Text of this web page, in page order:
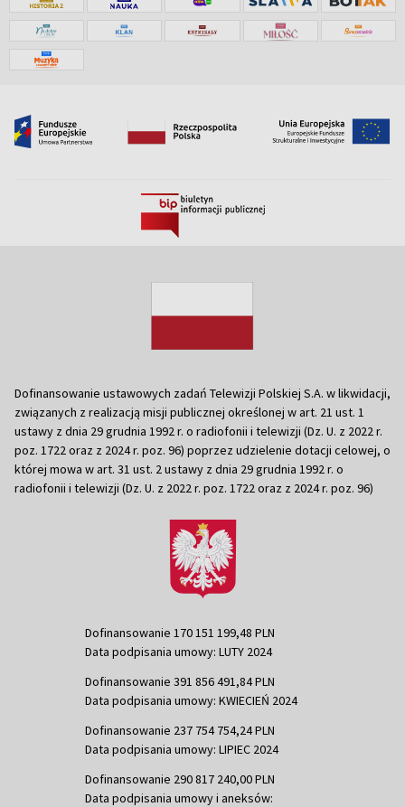
Dofinansowanie ustawowych zadań Telewizji Polskiej S.A. w likwidacji,
związanych z realizacją misji publicznej określonej w art. 21 ust. 1
ustawy z dnia 29 grudnia 1992 r. o radiofonii i telewizji (Dz. U. z 2022 r.
poz. 1722 oraz z 2024 r. poz. 96) poprzez udzielenie dotacji celowej, o
której mowa w art. 31 ust. 2 ustawy z dnia 29 grudnia 1992 r. o
radiofonii i telewizji (Dz. U. z 2022 r. poz. 1722 oraz z 2024 r. poz. 96)
Dofinansowanie 170 151 199,48 PLN
Data podpisania umowy: LUTY 2024
Dofinansowanie 391 856 491,84 PLN
Data podpisania umowy: KWIECIEŃ 2024
Dofinansowanie 237 754 754,24 PLN
Data podpisania umowy: LIPIEC 2024
Dofinansowanie 290 817 240,00 PLN
Data podpisania umowy i aneksów: